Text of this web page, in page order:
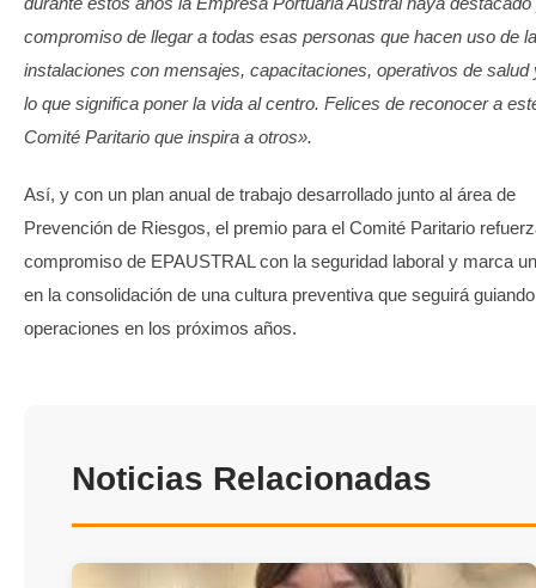
compromiso de llegar a todas esas personas que hacen uso de
instalaciones con mensajes, capacitaciones, operativos de salud
lo que significa poner la vida al centro. Felices de reconocer a
Comité Paritario que inspira a otros».
Así, y con un plan anual de trabajo desarrollado junto al área de
Prevención de Riesgos, el premio para el Comité Paritario
compromiso de EPAUSTRAL con la seguridad laboral y marca
en la consolidación de una cultura preventiva que seguirá
operaciones en los próximos años.
Noticias Relacionadas